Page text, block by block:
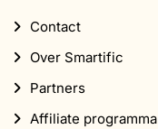
Contact
Over Smartific
Partners
Affiliate programma